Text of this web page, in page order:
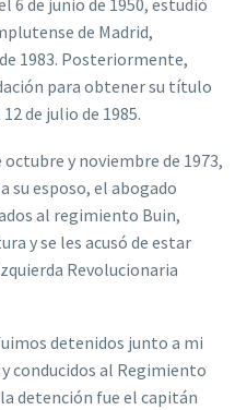
6 de junio de 1950, estudió
de Madrid,
1983. Posteriormente,
para obtener su título
de julio de 1985.
y noviembre de 1973,
su esposo, el abogado
al regimiento Buin,
y se les acusó de estar
Revolucionaria
detenidos junto a mi
conducidos al Regimiento
detención fue el capitán